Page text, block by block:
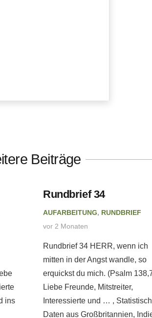
Beiträge
ins
Rundbrief 34
AUFARBEITUNG, RUNDBRIEF
vor 2 Monaten
Rundbrief 34 HERR, wenn ich
mitten in der Angst wandle, so
erquickst du mich. (Psalm
Liebe Freunde, Mitstreiter,
Interessierte und … ,
Daten aus Großbritannien,